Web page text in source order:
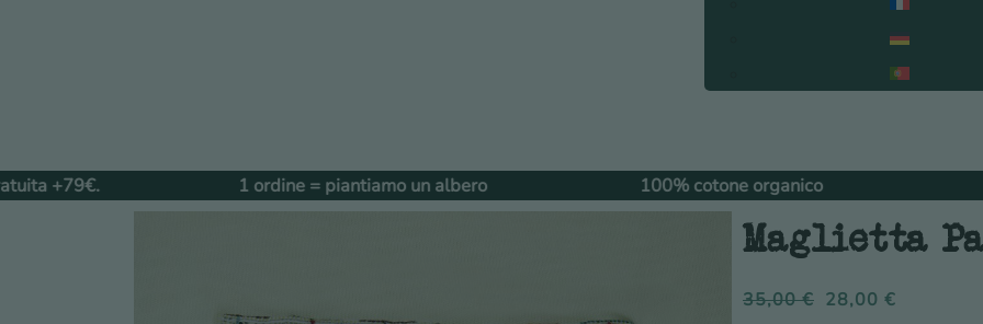
1 ordine = piantiamo un albero 100% cotone organico
Maglietta
35,00€ 28,00 €